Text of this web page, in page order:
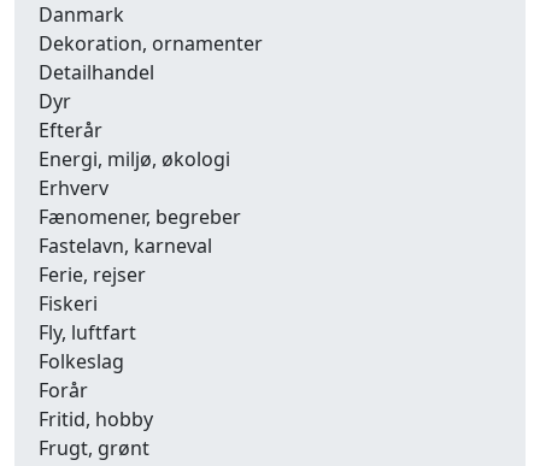
Danmark
Dekoration, ornamenter
Detailhandel
Dyr
Efterår
Energi, miljø, økologi
Erhverv
Fænomener, begreber
Fastelavn, karneval
Ferie, rejser
Fiskeri
Fly, luftfart
Folkeslag
Forår
Fritid, hobby
Frugt, grønt